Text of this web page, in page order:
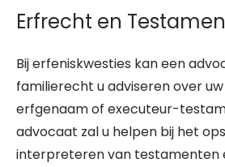
Erfrecht en
Bij erfeniskwesties kan een
familierecht u adviseren over
erfgenaam of executeur-
advocaat zal u helpen bij het
interpreteren van testamenten